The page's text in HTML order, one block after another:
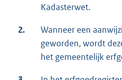
Kadasterwet.
2.
Wanneer een
geworden, wordt
het gemeentelijk